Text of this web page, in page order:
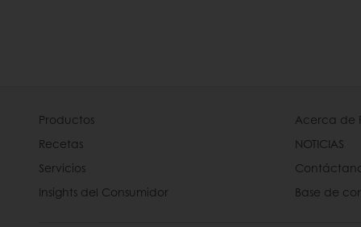
Productos
Recetas
Servicios
Insights del Consumidor
Acerca de
NOTICIAS
Base de